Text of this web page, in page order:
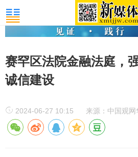
赛罕区法院金融法庭，
诚信建设
2024-06-27 10:15
来源：中国观网